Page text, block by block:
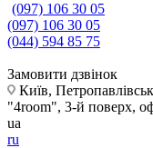
(097) 106 30 05
(097) 106 30 05
(044) 594 85 75
Замовити дзвінок
Київ,
"4room", 3-й поверх,
ua
ru